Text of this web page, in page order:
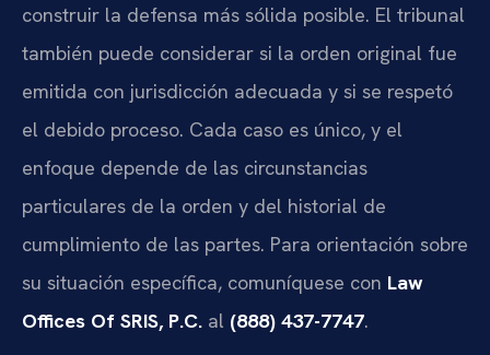
construir la defensa más sólida posible. El tribunal
también puede considerar si la orden original fue
emitida con jurisdicción adecuada y si se respetó
el debido proceso. Cada caso es único, y el
enfoque depende de las circunstancias
particulares de la orden y del historial de
cumplimiento de las partes. Para orientación sobre
su situación específica, comuníquese con Law
Offices Of SRIS, P.C. al (888) 437-7747.